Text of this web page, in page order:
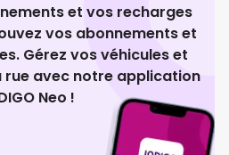
et vos recharges
vos abonnements et
Gérez vos véhicules et
avec notre application
Neo !